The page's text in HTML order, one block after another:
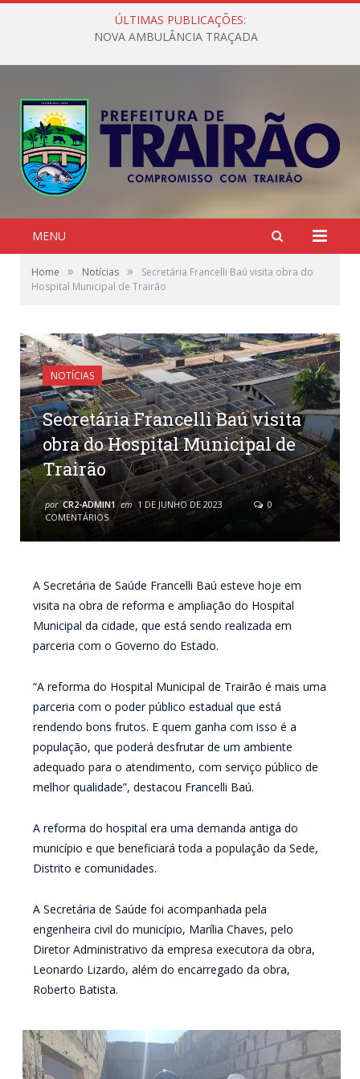
ÚLTIMAS PUBLICAÇÕES:
NOVA AMBULÂNCIA TRAÇADA
MENU
Home » Notícias »
Secretária Francelli Baú visita obra do
Hospital Municipal de Trairão
NOTÍCIAS
Secretária Francelli Baú visita
obra do Hospital Municipal de
Trairão
por CR2-ADMIN1 em 1 DE JUNHO DE 2023
0
COMENTÁRIOS
A Secretária de Saúde Francelli Baú esteve hoje em
visita na obra de reforma e ampliação do Hospital
Municipal da cidade, que está sendo realizada em
parceria com o Governo do Estado.
“A reforma do Hospital Municipal de Trairão é mais uma
parceria com o poder público estadual que está
rendendo bons frutos. E quem ganha com isso é a
população, que poderá desfrutar de um ambiente
adequado para o atendimento, com serviço público de
melhor qualidade”, destacou Francelli Baú.
A reforma do hospital era uma demanda antiga do
município e que beneficiará toda a população da Sede,
Distrito e comunidades.
A Secretária de Saúde foi acompanhada pela
engenheira civil do município, Marília Chaves, pelo
Diretor Administrativo da empresa executora da obra,
Leonardo Lizardo, além do encarregado da obra,
Roberto Batista.